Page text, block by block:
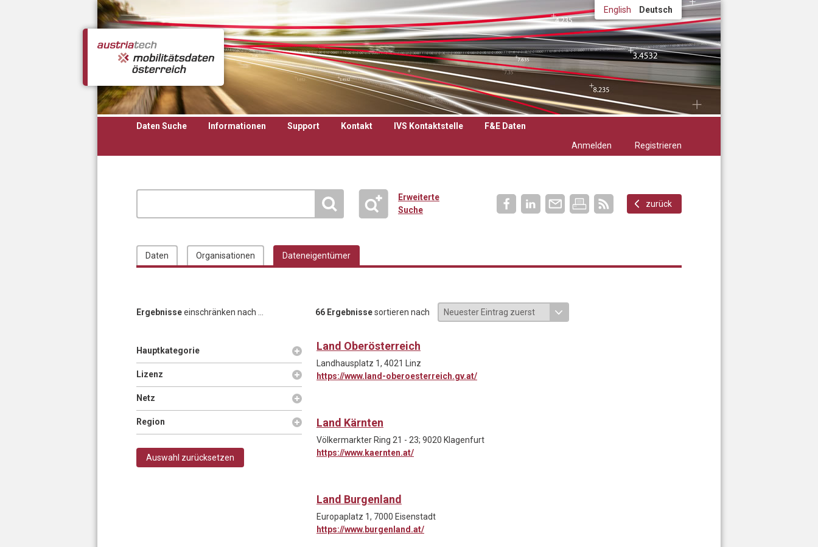
English Deutsch
Daten Suche Informationen Support Kontakt IVS Kontaktstelle
F&E Daten
Anmelden
Registrieren
Erweiterte
Suche
zurück
Daten Organisationen Dateneigentümer
Ergebnisseeinschränken nach ... 66 Ergebnissesortieren nach
Anzeigen
Hauptkategorie
Anzeigen
Lizenz
Anzeigen
Netz
Anzeigen
Region
Land Oberösterreich
Landhausplatz 1, 4021 Linz
https://www.land-oberoesterreich.gv.at/
Land Kärnten
Völkermarkter Ring 21 - 23; 9020 Klagenfurt
https://www.kaernten.at/
Land Burgenland
Europaplatz 1, 7000 Eisenstadt
https://www.burgenland.at/
Seiten